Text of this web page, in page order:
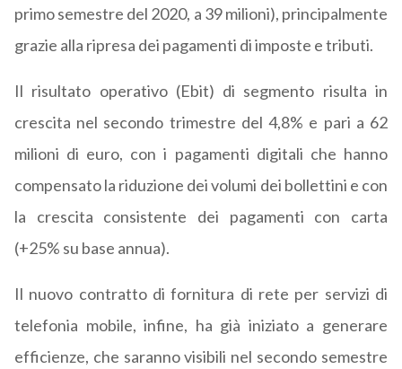
primo semestre del 2020, a 39 milioni), principalmente
grazie alla ripresa dei pagamenti di imposte e tributi.
Il risultato operativo (Ebit) di segmento risulta in
crescita nel secondo trimestre del 4,8% e pari a 62
milioni di euro, con i pagamenti digitali che hanno
compensato la riduzione dei volumi dei bollettini e con
la crescita consistente dei pagamenti con carta
(+25% su base annua).
Il nuovo contratto di fornitura di rete per servizi di
telefonia mobile, infine, ha già iniziato a generare
efficienze, che saranno visibili nel secondo semestre